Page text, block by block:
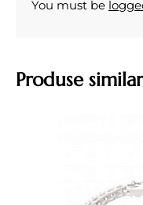
You must be
Produse